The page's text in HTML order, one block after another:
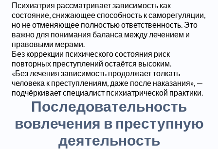
Психиатрия рассматривает зависимость как
состояние, снижающее способность к саморегуляции,
но не отменяющее полностью ответственность. Это
важно для понимания баланса между лечением и
правовыми мерами.
Без коррекции психического состояния риск
повторных преступлений остаётся высоким.
«Без лечения зависимость продолжает толкать
человека к преступлениям, даже после наказания», —
подчёркивает специалист психиатрической практики.
Последовательность
вовлечения в преступную
деятельность